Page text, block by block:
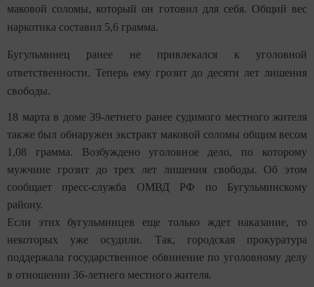
маковой соломы, который он готовил для себя. Общий вес
наркотика составил 5,6 грамма.
Бугульминец ранее не привлекался к уголовной
ответственности. Теперь ему грозит до десяти лет лишения
свободы.
18 марта в доме 39-летнего ранее судимого местного жителя
также был обнаружен экстракт маковой соломы общим весом
1,08 грамма. Возбуждено уголовное дело, по которому
мужчине грозит до трех лет лишения свободы. Об этом
сообщает пресс-служба ОМВД РФ по Бугульминскому
району.
Если этих бугульминцев еще только ждет наказание, то
некоторых уже осудили. Так, городская прокуратура
поддержала государственное обвинение по уголовному делу
в отношении 36-летнего местного жителя.